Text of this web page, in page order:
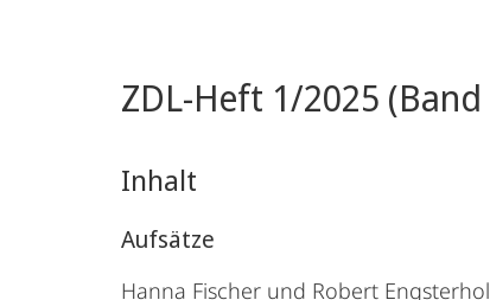
ZDL-Heft 1/2025
Inhalt
Aufsätze
Hanna Fischer und Robert